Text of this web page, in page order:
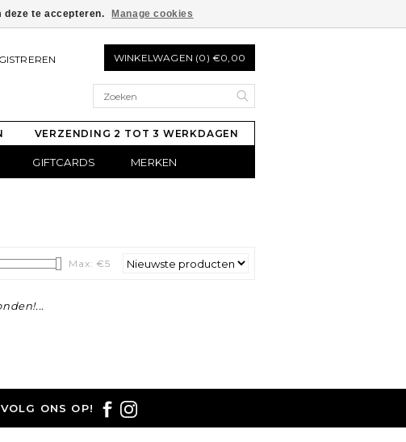
WINKELWAGEN (0) €0,00
VERZENDING 2 TOT 3 WERKDAGEN
GIFTCARDS MERKEN
Max: €5
deze te accepteren. Manage cookies
VOLG ONS OP!